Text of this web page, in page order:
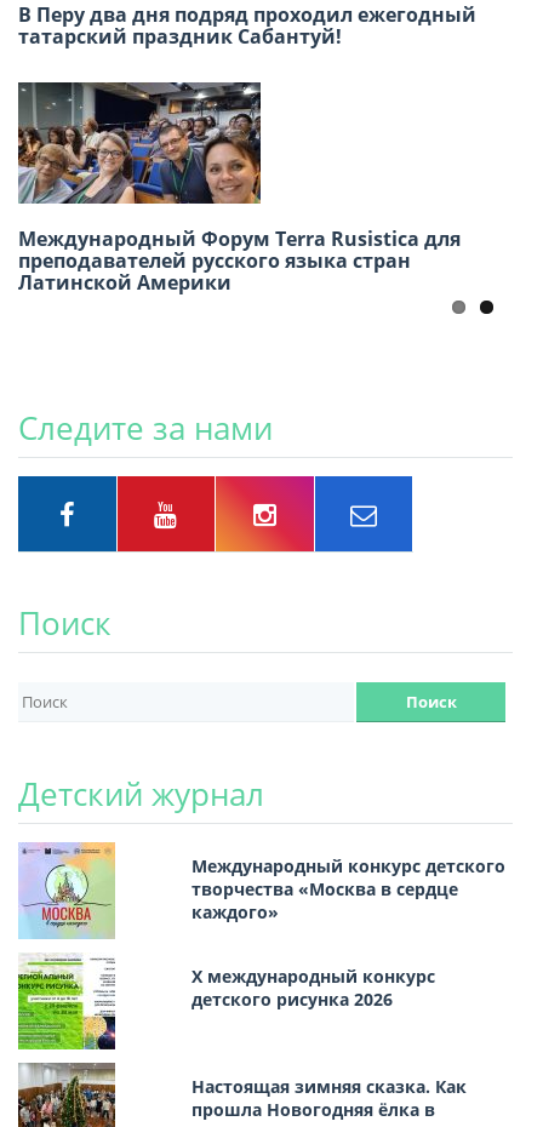
Знатоки Перу встретились за игровым
столом в честь 12 апреля
«Русское искусство в Перу: взгляд
соотечественников»
В Перу два дня подряд проходил ежегодный
татарский праздник Сабантуй!
Международный Форум Terra Rusistica для
преподавателей русского языка стран
Латинской Америки
Следите за нами
Поиск
Детский журнал
Международный конкурс детского
творчества «Москва в сердце
каждого»
Х международный конкурс
детского рисунка 2026
Настоящая зимняя сказка. Как
прошла Новогодняя ёлка в